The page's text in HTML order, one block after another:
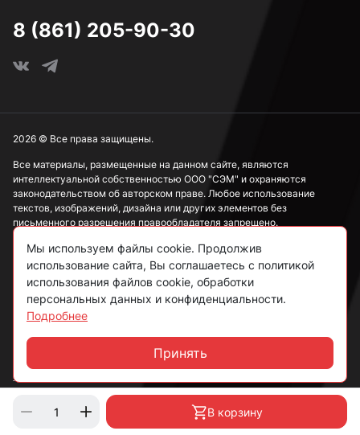
В корзину
8 (861) 205-90-30
Все материалы, размещенные на данном сайте, являются
интеллектуальной собственностью ООО "СЭМ" и охраняются
законодательством об авторском праве. Любое использование
текстов, изображений, дизайна или других элементов без
письменного разрешения правообладателя запрещено.
Информация, представленная на сайте, носит исключительно
ознакомительный характер и не может рассматриваться как
публичная оферта в соответствии со ст. 437 ГК РФ.
Политика конфиденциальности
Согласие на обработку данных
Пользовательское соглашение
2026 © Все права защищены.
Мы используем файлы cookie. Продолжив
использование сайта, Вы соглашаетесь с политикой
использования файлов cookie, обработки
персональных данных и конфиденциальности.
Подробнее
Принять
Чат